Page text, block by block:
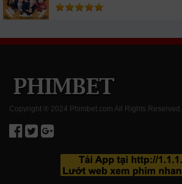
Copyright ® 2024 Phimbet.com All Rights Reserved.